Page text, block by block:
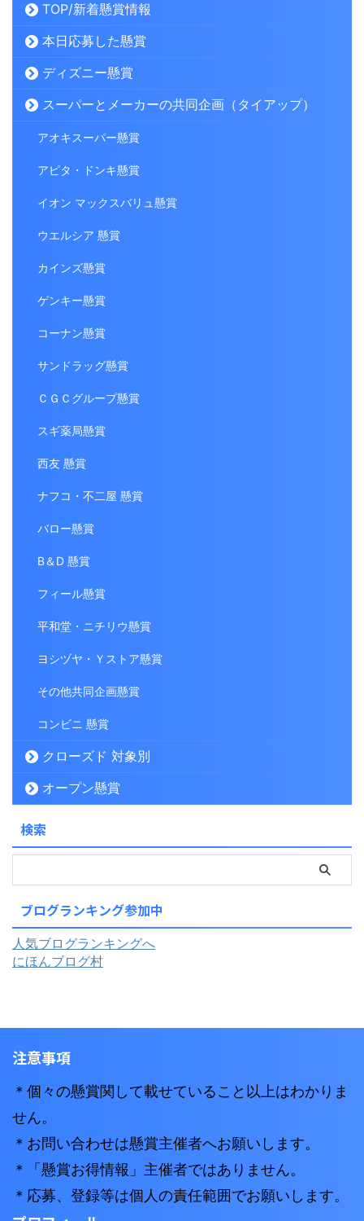
TOP/新着懸賞情報
本日応募した懸賞
ディズニー懸賞
スーパーとメーカーの共同企画（タイアップ）
アオキスーパー懸賞
アピタ・ドンキ懸賞
イオン マックスバリュ懸賞
ウエルシア 懸賞
カインズ懸賞
ゲンキー懸賞
コーナン懸賞
サンドラッグ懸賞
ＣＧＣグループ懸賞
スギ薬局懸賞
西友 懸賞
ナフコ・不二屋 懸賞
バロー懸賞
B＆D 懸賞
フィール懸賞
平和堂・ニチリウ懸賞
ヨシヅヤ・Ｙストア懸賞
その他共同企画懸賞
コンビニ 懸賞
クローズド 対象別
オープン懸賞
検索
ブログランキング参加中
人気ブログランキングへ
にほんブログ村
注意事項
＊個々の懸賞関して載せていること以上はわかりま
せん。
＊お問い合わせは懸賞主催者へお願いします。
＊「懸賞お得情報」主催者ではありません。
＊応募、登録等は個人の責任範囲でお願いします。